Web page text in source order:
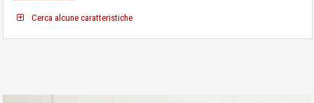
Cerca alcune caratteristiche